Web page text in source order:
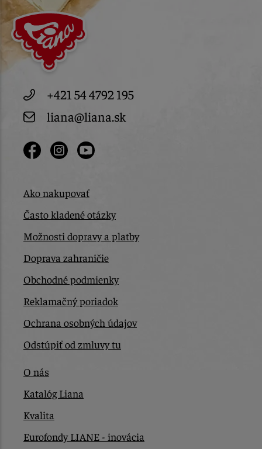
+421 54 4792 195
liana@liana.sk
Ako nakupovať
Často kladené otázky
Možnosti dopravy a platby
Doprava zahraničie
Obchodné podmienky
Reklamačný poriadok
Ochrana osobných údajov
Odstúpiť od zmluvy tu
O nás
Katalóg Liana
Kvalita
Eurofondy LIANE - inovácia